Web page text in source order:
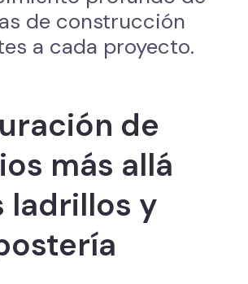
de construcción
a cada proyecto.
de
más allá
ladrillos y